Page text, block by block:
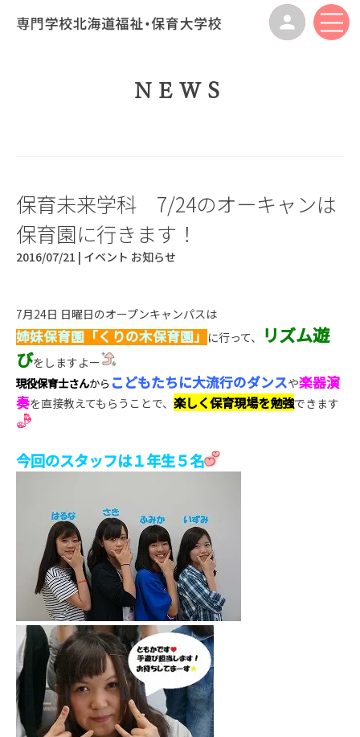
NEWS
保育未来学科 7/24のオーキャンは
保育園に行きます！
2016/07/21 | イベント お知らせ
7月24日 日曜日のオープンキャンパスは
姉妹保育園「くりの木保育園」 に行って、
リズム遊
びをしますよー
現役保育士さんから こどもたちに大流行のダンスや楽器演
奏を直接教えてもらうことで、 楽しく保育現場を勉強できます
今回のスタッフは１年生５名